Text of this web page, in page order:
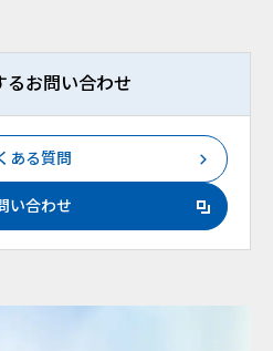
るお問い合わせ
ある質問
い合わせ
新規ウィンドウを開きます